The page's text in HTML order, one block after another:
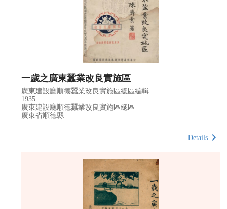
一歲之廣東蠶業改良實施區
廣東建設廳順德蠶業改良實施區總區編輯
1935
廣東建設廳順德蠶業改良實施區總區
廣東省順德縣
Details